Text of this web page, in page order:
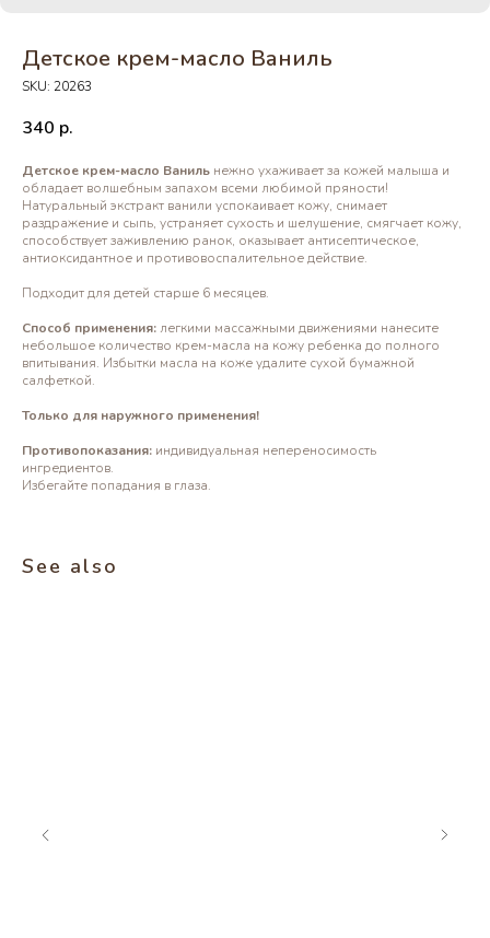
Детское крем-масло Ваниль
SKU: 20263
340 р.
Детское крем-масло Ваниль нежно ухаживает за кожей малыша и
обладает волшебным запахом всеми любимой пряности!
Натуральный экстракт ванили успокаивает кожу, снимает
раздражение и сыпь, устраняет сухость и шелушение, смягчает кожу,
способствует заживлению ранок, оказывает антисептическое,
антиоксидантное и противовоспалительное действие.
Подходит для детей старше 6 месяцев.
Способ применения: легкими массажными движениями нанесите
небольшое количество крем-масла на кожу ребенка до полного
впитывания. Избытки масла на коже удалите сухой бумажной
салфеткой.
Только для наружного применения!
Противопоказания: индивидуальная непереносимость
ингредиентов.
Избегайте попадания в глаза.
See also